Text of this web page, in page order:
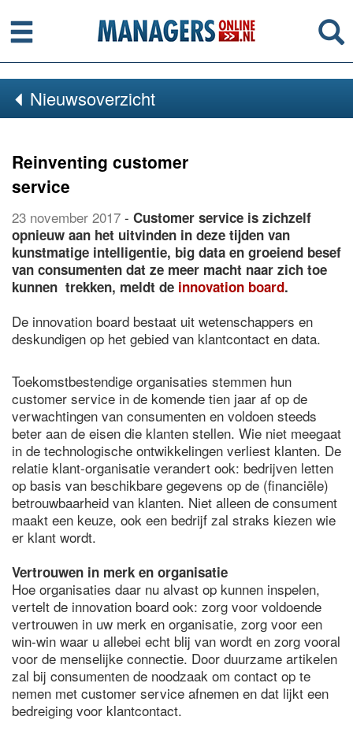
Menu
Nieuwsoverzicht
Reinventing customer
service
23 november 2017 - Customer service is zichzelf
opnieuw aan het uitvinden in deze tijden van
kunstmatige intelligentie, big data en groeiend besef
van consumenten dat ze meer macht naar zich toe
kunnen trekken, meldt de innovation board.
De innovation board bestaat uit wetenschappers en
deskundigen op het gebied van klantcontact en data.
Toekomstbestendige organisaties stemmen hun
customer service in de komende tien jaar af op de
verwachtingen van consumenten en voldoen steeds
beter aan de eisen die klanten stellen. Wie niet meegaat
in de technologische ontwikkelingen verliest klanten. De
relatie klant-organisatie verandert ook: bedrijven letten
op basis van beschikbare gegevens op de (financiële)
betrouwbaarheid van klanten. Niet alleen de consument
maakt een keuze, ook een bedrijf zal straks kiezen wie
er klant wordt.
Vertrouwen in merk en organisatie
Hoe organisaties daar nu alvast op kunnen inspelen,
vertelt de innovation board ook: zorg voor voldoende
vertrouwen in uw merk en organisatie, zorg voor een
win-win waar u allebei echt blij van wordt en zorg vooral
voor de menselijke connectie. Door duurzame artikelen
zal bij consumenten de noodzaak om contact op te
nemen met customer service afnemen en dat lijkt een
bedreiging voor klantcontact.